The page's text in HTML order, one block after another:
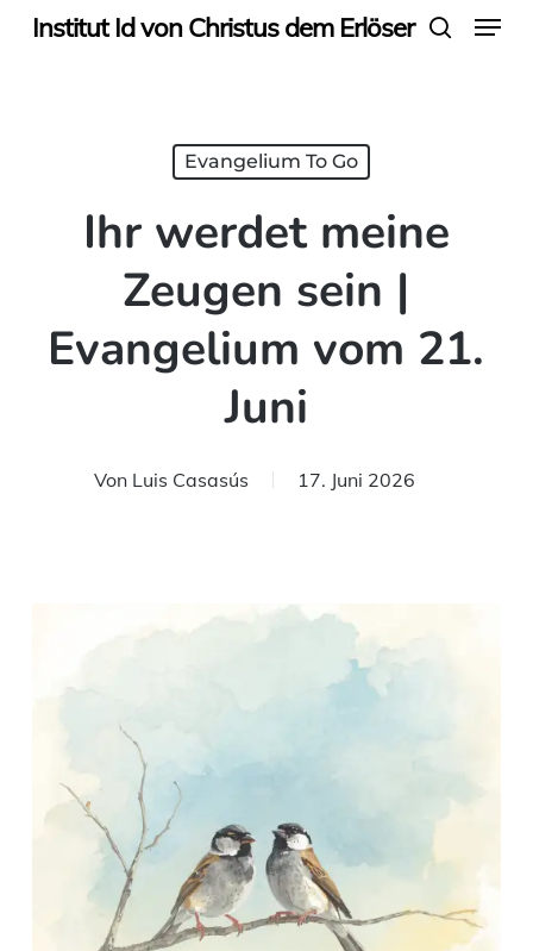
SkipInstitut Id von Christus dem Erlöser Menu
Evangelium To Go
Ihr werdet meine
Zeugen sein |
Evangelium vom 21.
Juni
Von Luis Casasús 17. Juni 2026